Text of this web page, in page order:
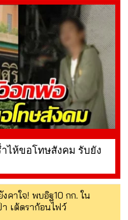
ไห้ขอโทษสังคม รับยัง
คาใจ! พบอิฐ10 กก. ใน
า เต้ดราก้อนไฟว์